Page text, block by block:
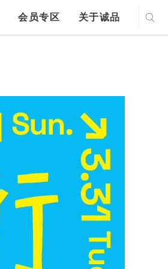
会员专区 关于诚品